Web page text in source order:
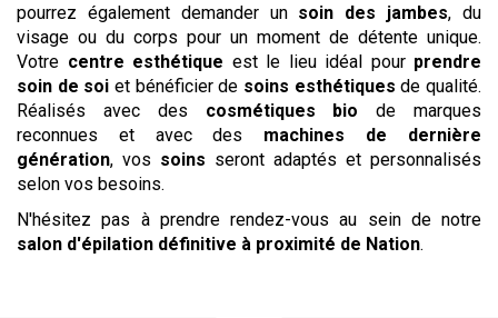
pourrez également demander un soin des jambes, du
visage ou du corps pour un moment de détente unique.
Votre centre esthétique est le lieu idéal pour prendre
soin de soi et bénéficier de soins esthétiques de qualité.
Réalisés avec des cosmétiques bio de marques
reconnues et avec des machines de dernière
génération, vos soins seront adaptés et personnalisés
selon vos besoins.
N'hésitez pas à prendre rendez-vous au sein de notre
salon d'épilation définitive à proximité de Nation.